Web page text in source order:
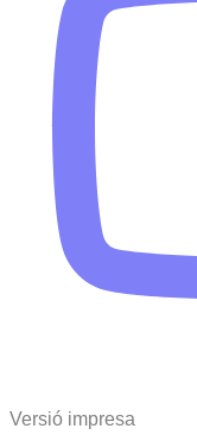
Versió impresa